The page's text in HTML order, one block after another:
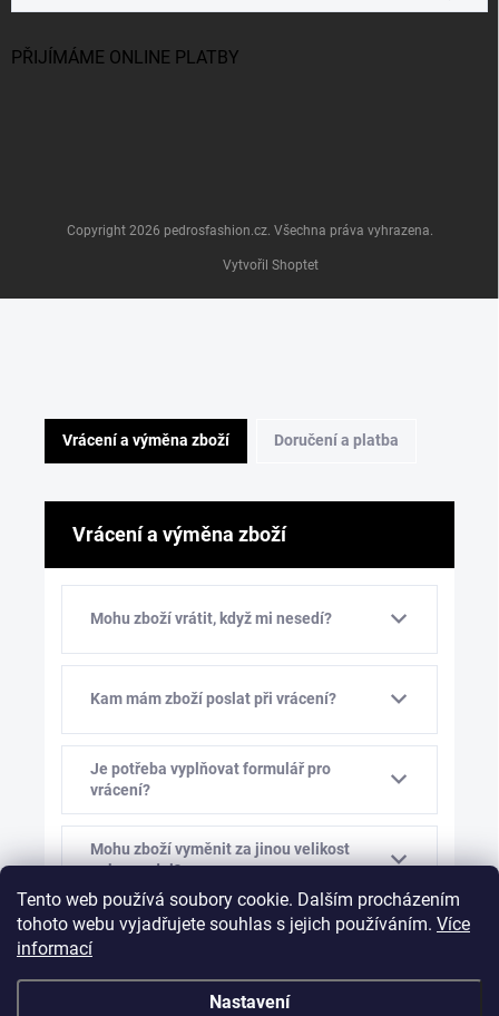
Tento web používá soubory cookie. Dalším procházením
tohoto webu vyjadřujete souhlas s jejich používáním. Více
informací
Nastavení
PŘIJÍMÁME ONLINE PLATBY
Vytvořil Shoptet
Copyright 2026 pedrosfashion.cz. Všechna práva vyhrazena.
Vrácení a výměna zboží Doručení a platba
Vrácení a výměna zboží
Mohu zboží vrátit, když mi nesedí?
Kam mám zboží poslat při vrácení?
Je potřeba vyplňovat formulář pro
vrácení?
Mohu zboží vyměnit za jinou velikost
nebo model?
Kolik stojí výměna zboží?